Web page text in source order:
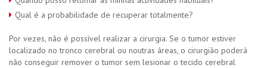
Qual é a probabilidade de recuperar totalmente?
Por vezes, não é possível realizar a cirurgia. Se o tumor estiver
localizado no tronco cerebral ou noutras áreas, o cirurgião poderá
não conseguir remover o tumor sem lesionar o tecido cerebral